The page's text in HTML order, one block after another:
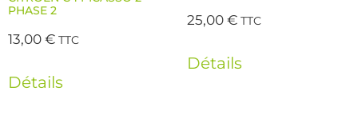
PHASE 2
13,00€ TTC
Détails
25,00€ TTC
Détails